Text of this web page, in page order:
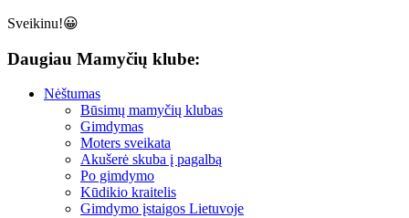
Sveikinu!😀
Daugiau Mamyčių klube:
Nėštumas
Būsimų mamyčių klubas
Gimdymas
Moters sveikata
Akušerė skuba į pagalbą
Po gimdymo
Kūdikio kraitelis
Gimdymo įstaigos Lietuvoje